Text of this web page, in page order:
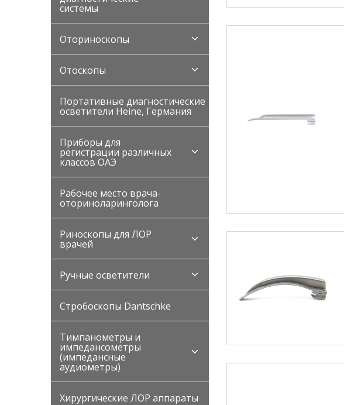
системы
Оториноскопы
Отоскопы
Портативные диагностические
осветители Heine, Германия
Приборы для
регистрации различных
классов ОАЭ
Рабочее место врача-
оториноларинголога
Риноскопы для ЛОР
врачей
Ручные осветители
Стробоскопы Dantschke
Тимпанометры и
импедансометры
(импедансные
аудиометры)
Хирургические ЛОР аппараты